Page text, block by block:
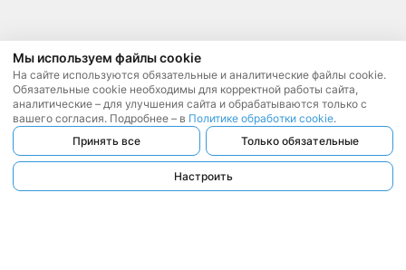
Мы используем файлы cookie
На сайте используются обязательные и аналитические файлы cookie.
Обязательные cookie необходимы для корректной работы сайта,
аналитические – для улучшения сайта и обрабатываются только с
вашего согласия. Подробнее – в Политике обработки cookie.
Принять все
Только обязательные
Настроить